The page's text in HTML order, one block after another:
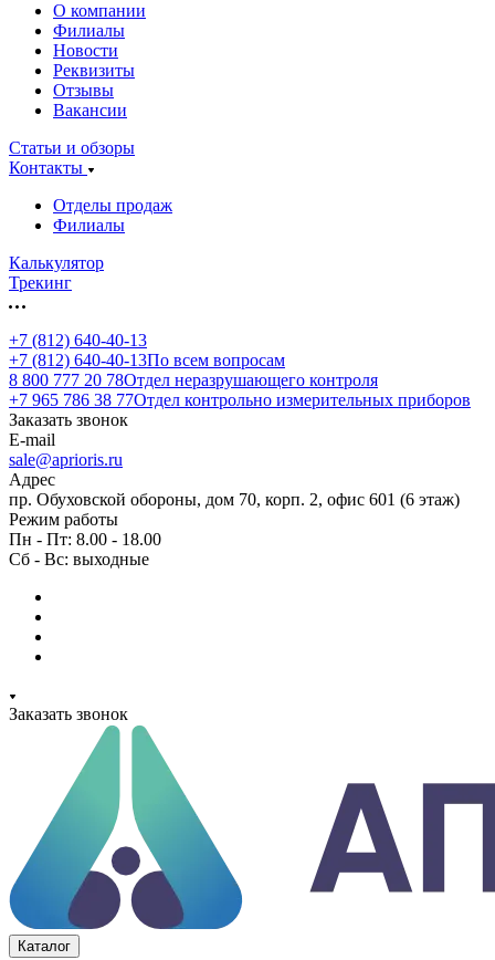
О компании
Филиалы
Новости
Реквизиты
Отзывы
Вакансии
Статьи и обзоры
Контакты
Отделы продаж
Филиалы
Калькулятор
Трекинг
+7 (812) 640-40-13
+7 (812) 640-40-13По всем вопросам
8 800 777 20 78Отдел неразрушающего контроля
+7 965 786 38 77Отдел контрольно измерительных приборов
Заказать звонок
E-mail
sale@aprioris.ru
Адрес
пр. Обуховской обороны, дом 70, корп. 2, офис 601 (6 этаж)
Режим работы
Пн - Пт: 8.00 - 18.00
Сб - Вс: выходные
Заказать звонок
Каталог